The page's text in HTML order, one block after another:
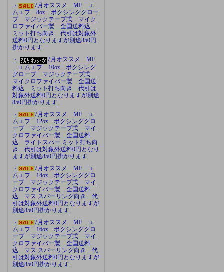
・
7月オススメ MF エ
ムエフ 8oz ボクシンググロー
ブ マジックテープ式 マイク
ロファイバー製 全国送料込
ミット打ち向き 代引は対象外
送料0円となりますが別途850円
掛かります
・
7月オススメ MF
エムエフ 10oz ボクシング
グローブ マジックテープ式
マイクロファイバー製 全国送
料込 ミット打ち向き 代引は
対象外送料0円となりますが別途
850円掛かります
・
7月オススメ MF エ
ムエフ 12oz ボクシンググロ
ーブ マジックテープ式 マイ
クロファイバー製 全国送料
込 ライトスパー ミット打ち向
き 代引は対象外送料0円となり
ますが別途850円掛かります
・
7月オススメ MF エ
ムエフ 14oz ボクシンググロ
ーブ マジックテープ式 マイ
クロファイバー製 全国送料
込 マス スパーリング向き 代
引は対象外送料0円となりますが
別途850円掛かります
・
7月オススメ MF エ
ムエフ 16oz ボクシンググロ
ーブ マジックテープ式 マイ
クロファイバー製 全国送料
込 マス スパーリング向き 代
引は対象外送料0円となりますが
別途850円掛かります